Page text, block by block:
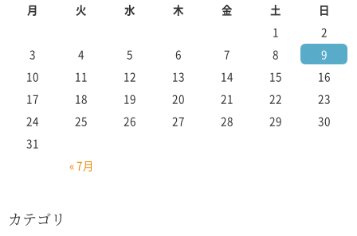
月 火 水 木 金 土 日
« 7月
1
2
3
4 5 6 7 8
9
10
11 12 13 14 15
16
17
18 19 20 21 22
23
24
25 26 27 28 29
30
31
カテゴリ